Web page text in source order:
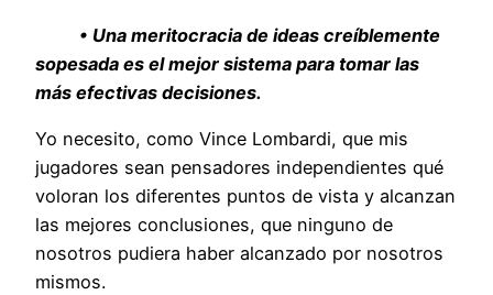
• Una meritocracia de ideas creíblemente
sopesada es el mejor sistema para tomar las
más efectivas decisiones.
Yo necesito, como Vince Lombardi, que mis
jugadores sean pensadores independientes qué
voloran los diferentes puntos de vista y alcanzan
las mejores conclusiones, que ninguno de
nosotros pudiera haber alcanzado por nosotros
mismos.